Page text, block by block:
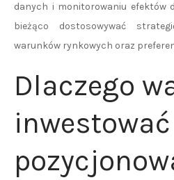
danych i monitorowaniu efektów
bieżąco dostosowywać
warunków rynkowych oraz
Dlaczego